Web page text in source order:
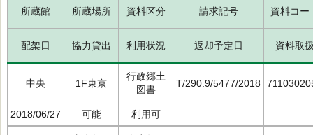
所蔵館 所蔵場所 資料区分 請求記号 資料コー
配架日 協力貸出 利用状況 返却予定日 資料取
中央 1F東京
行政郷土
図書
T/290.9/5477/2018
2018/06/27 可能 利用可